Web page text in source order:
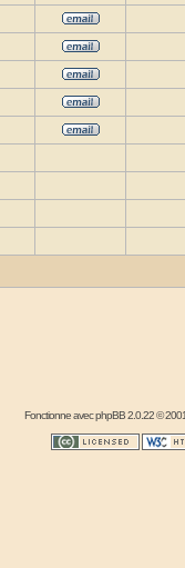
Fonctionne avecphpBB2.0.22 ©